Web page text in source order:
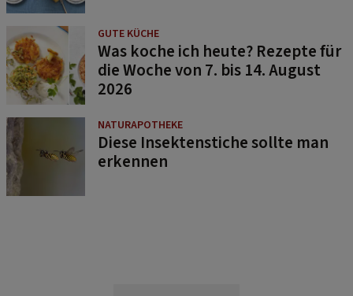
GUTE KÜCHE
Was koche ich heute? Rezepte für
die Woche von 7. bis 14. August
2026
NATURAPOTHEKE
Diese Insektenstiche sollte man
erkennen